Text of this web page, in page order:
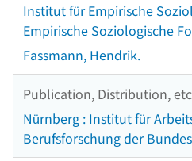
Institut für Empirische
Empirische Soziologische
Fassmann, Hendrik.
Publication, Distribution,
Nürnberg : Institut für
Berufsforschung der